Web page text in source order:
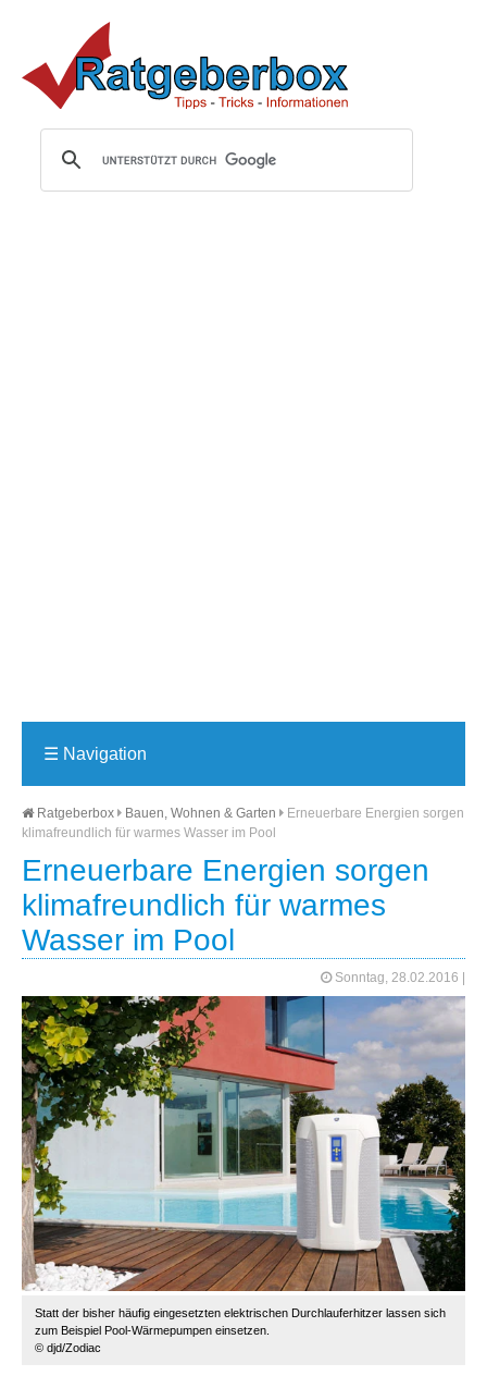
☰ Navigation
Ratgeberbox Bauen, Wohnen & Garten
Erneuerbare Energien sorgen
klimafreundlich für warmes Wasser im Pool
Erneuerbare Energien sorgen
klimafreundlich für warmes
Wasser im Pool
Sonntag, 28.02.2016
Statt der bisher häufig eingesetzten elektrischen Durchlauferhitzer lassen sich
zum Beispiel Pool-Wärmepumpen einsetzen.
© djd/Zodiac